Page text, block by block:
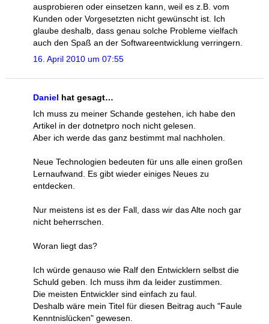
ausprobieren oder einsetzen kann, weil es z.B. vom
Kunden oder Vorgesetzten nicht gewünscht ist. Ich
glaube deshalb, dass genau solche Probleme vielfach
auch den Spaß an der Softwareentwicklung verringern.
16. April 2010 um 07:55
Daniel hat gesagt…
Ich muss zu meiner Schande gestehen, ich habe den
Artikel in der dotnetpro noch nicht gelesen.
Aber ich werde das ganz bestimmt mal nachholen.
Neue Technologien bedeuten für uns alle einen großen
Lernaufwand. Es gibt wieder einiges Neues zu
entdecken.
Nur meistens ist es der Fall, dass wir das Alte noch gar
nicht beherrschen.
Woran liegt das?
Ich würde genauso wie Ralf den Entwicklern selbst die
Schuld geben. Ich muss ihm da leider zustimmen.
Die meisten Entwickler sind einfach zu faul.
Deshalb wäre mein Titel für diesen Beitrag auch "Faule
Kenntnislücken" gewesen.